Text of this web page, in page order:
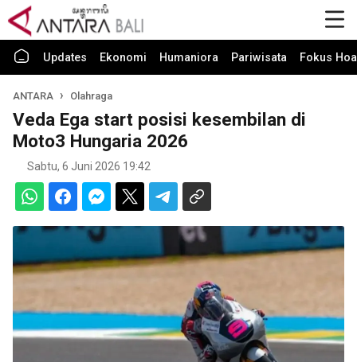
Updates Ekonomi Humaniora Pariwisata Fokus
ANTARA Olahraga
Veda Ega start posisi kesembilan di
Moto3 Hungaria 2026
Sabtu, 6 Juni 2026 19:42